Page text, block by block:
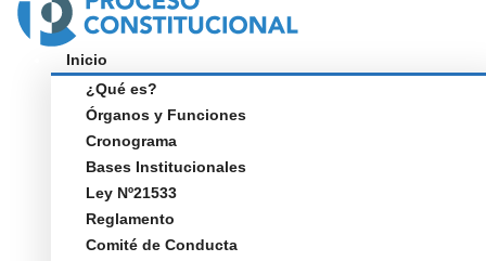
Inicio
¿Qué es?
Órganos y Funciones
Cronograma
Bases Institucionales
Ley Nº21533
Reglamento
Comité de Conducta